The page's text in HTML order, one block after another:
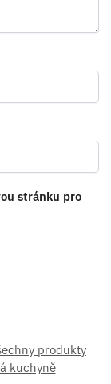
stránku pro
produkty
kuchyně